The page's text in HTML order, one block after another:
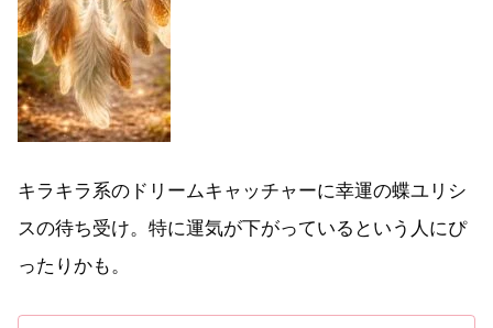
キラキラ系のドリームキャッチャーに幸運の蝶ユリシ
スの待ち受け。特に運気が下がっているという人にぴ
ったりかも。